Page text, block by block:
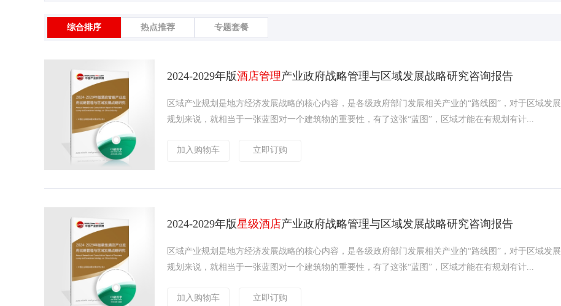
综合排序 热点推荐 专题套餐
2024-2029年版酒店管理产业政府战略管理与区域发展战略研究咨询报告
区域产业规划是地方经济发展战略的核心内容，是各级政府部门发展相关产业的“路线图”，对于区域发展
规划来说，就相当于一张蓝图对一个建筑物的重要性，有了这张“蓝图”，区域才能在有规划有计...
加入购物车 立即订购
2024-2029年版星级酒店产业政府战略管理与区域发展战略研究咨询报告
区域产业规划是地方经济发展战略的核心内容，是各级政府部门发展相关产业的“路线图”，对于区域发展
规划来说，就相当于一张蓝图对一个建筑物的重要性，有了这张“蓝图”，区域才能在有规划有计...
加入购物车 立即订购